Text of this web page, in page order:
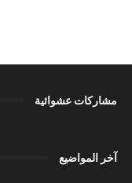
مشاركات عشوائية
آخر المواضيع